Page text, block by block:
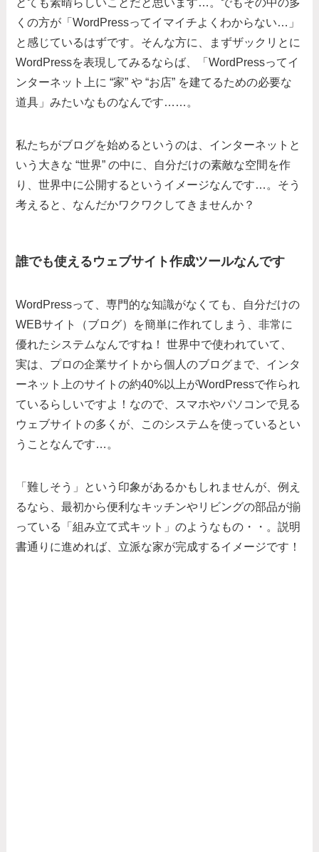
とても素晴らしいことだと思います…。でもその中の多
くの方が「WordPressってイマイチよくわからない…」
と感じているはずです。そんな方に、まずザックリとに
WordPressを表現してみるならば、「WordPressってイ
ンターネット上に “家” や “お店” を建てるための必要な
道具」みたいなものなんです……。
私たちがブログを始めるというのは、インターネットと
いう大きな “世界” の中に、自分だけの素敵な空間を作
り、世界中に公開するというイメージなんです…。そう
考えると、なんだかワクワクしてきませんか？
誰でも使えるウェブサイト作成ツールなんです
WordPressって、専門的な知識がなくても、自分だけの
WEBサイト（ブログ）を簡単に作れてしまう、非常に
優れたシステムなんですね！ 世界中で使われていて、
実は、プロの企業サイトから個人のブログまで、インタ
ーネット上のサイトの約40%以上がWordPressで作られ
ているらしいですよ！なので、スマホやパソコンで見る
ウェブサイトの多くが、このシステムを使っているとい
うことなんです…。
「難しそう」という印象があるかもしれませんが、例え
るなら、最初から便利なキッチンやリビングの部品が揃
っている「組み立て式キット」のようなもの・・。説明
書通りに進めれば、立派な家が完成するイメージです！